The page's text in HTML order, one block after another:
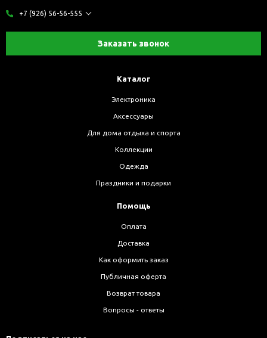
+7 (926) 56-56-555
Заказать звонок
Каталог
Электроника
Аксессуары
Для дома отдыха и спорта
Коллекции
Одежда
Праздники и подарки
Помощь
Оплата
Доставка
Как оформить заказ
Публичная оферта
Возврат товара
Вопросы - ответы